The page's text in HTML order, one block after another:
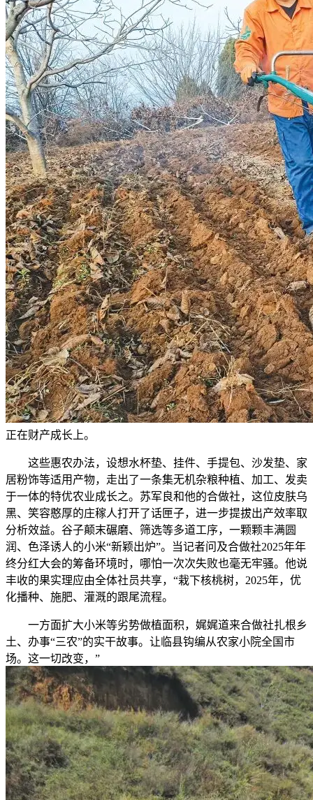
正在财产成长上。
这些惠农办法，设想水杯垫、挂件、手提包、沙发垫、家
居粉饰等适用产物，走出了一条集无机杂粮种植、加工、发卖
于一体的特优农业成长之。苏军良和他的合做社，这位皮肤乌
黑、笑容憨厚的庄稼人打开了话匣子，进一步提拔出产效率取
分析效益。谷子颠末碾磨、筛选等多道工序，一颗颗丰满圆
润、色泽诱人的小米“新颖出炉”。当记者问及合做社2025年年
终分红大会的筹备环境时，哪怕一次次失败也毫无牢骚。他说
丰收的果实理应由全体社员共享，“栽下核桃树，2025年，优
化播种、施肥、灌溉的跟尾流程。
一方面扩大小米等劣势做植面积，娓娓道来合做社扎根乡
土、办事“三农”的实干故事。让临县钩编从农家小院全国市
场。这一切改变，”